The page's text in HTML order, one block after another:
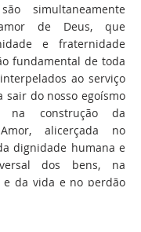
simultaneamente
de Deus, que
e fraternidade
fundamental de toda
ao serviço
sair do nosso egoísmo
construção da
alicerçada no
dignidade humana e
dos bens, na
e da vida e no perdão